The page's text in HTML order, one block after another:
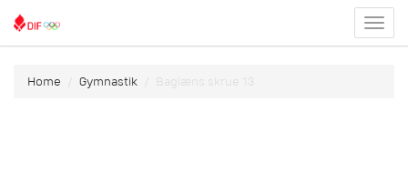
menu
Home Gymnastik Baglæns skrue 13